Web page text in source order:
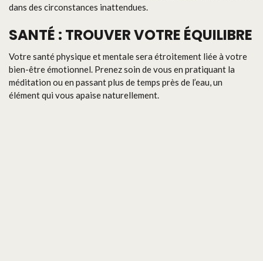
dans des circonstances inattendues.
SANTÉ : TROUVER VOTRE ÉQUILIBRE
Votre santé physique et mentale sera étroitement liée à votre
bien-être émotionnel. Prenez soin de vous en pratiquant la
méditation ou en passant plus de temps près de l’eau, un
élément qui vous apaise naturellement.